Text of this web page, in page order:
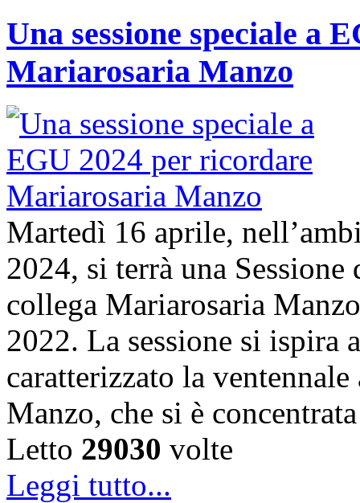
Una sessione speciale a
Mariarosaria Manzo
Martedì 16 aprile,
2024, si terrà una
collega Mariarosaria
2022. La sessione si ispira
caratterizzato la
Manzo, che si è
Letto 29030 volte
Leggi tutto...